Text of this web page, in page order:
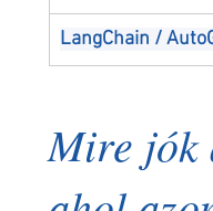
LangChain /
Mire jók